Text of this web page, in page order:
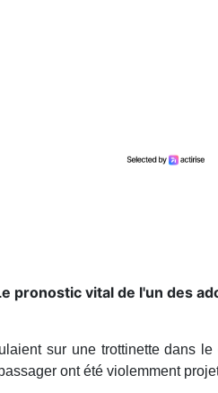
pronostic vital de l'un des
sur une trottinette dans le
ont été violemment